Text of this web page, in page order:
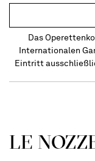
Das
Internationalen
Eintritt
LE